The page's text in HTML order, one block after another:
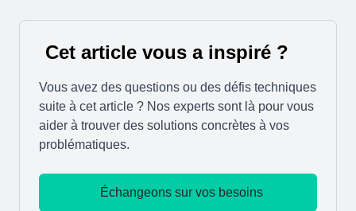
Cet article vous a inspiré ?
Vous avez des questions ou des défis techniques
suite à cet article ? Nos experts sont là pour vous
aider à trouver des solutions concrètes à vos
problématiques.
Échangeons sur vos besoins